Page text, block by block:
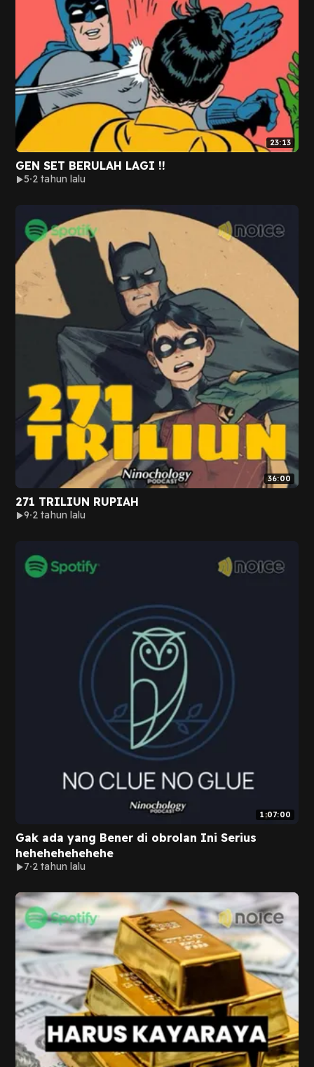
23:13
GEN SET BERULAH LAGI !!
5 2 tahun lalu
36:00
271 TRILIUN RUPIAH
9 2 tahun lalu
1:07:00
Gak ada yang Bener di obrolan Ini Serius
hehehehehehehe
7 2 tahun lalu